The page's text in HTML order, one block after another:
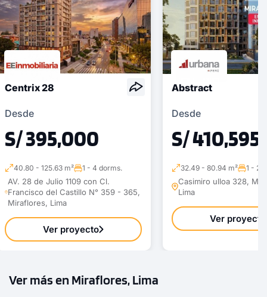
Centrix 28
Desde
S/ 395,000
40.80 - 125.63 m² 1 - 4 dorms.
AV. 28 de Julio 1109 con Cl.
Francisco del Castillo N° 359 - 365,
Miraflores, Lima
Ver proyecto
Abstract
Desde
S/ 410,595
32.49 - 80.94 m² 1 - 2
Casimiro ulloa 328,
Lima
Ver proyecto
Ver más en Miraflores, Lima